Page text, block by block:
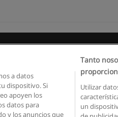
Privacidad de
Copyright © Educaedu Business S.L. -
a datos
dispositivo. Si
apoyen los
datos para
y los anuncios que
Tanto
Utilizar
un